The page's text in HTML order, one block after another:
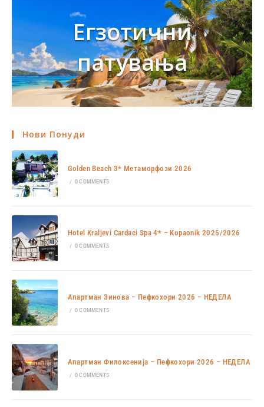
Егзотични
патувања
Нови Понуди
Golden Beach 3* Метаморфози 2026
/ 0 COMMENTS
Hotel Kraljevi Cardaci Spa 4* – Kopaonik 2025/2026
/ 0 COMMENTS
Апартман Зинова – Пефкохори 2026 – НЕДЕЛА
/ 0 COMMENTS
Апартман Филоксенија – Пефкохори 2026 – НЕДЕЛА
/ 0 COMMENTS